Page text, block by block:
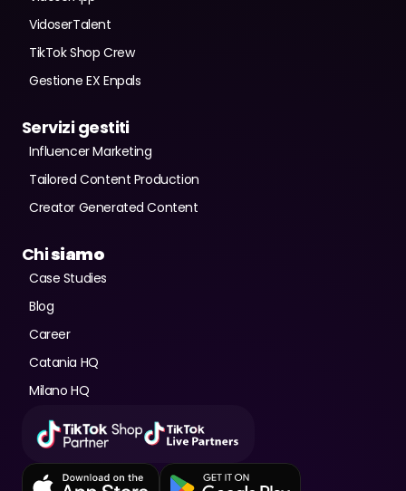
Servizi gestiti
Influencer Marketing
Tailored Content Production
Creator Generated Content
VidoserTalent
TikTok Shop Crew
Gestione EX Enpals
Chi siamo
Case Studies
Blog
Career
Catania HQ
Milano HQ